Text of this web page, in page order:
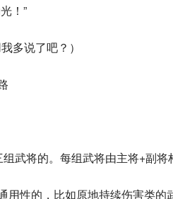
！”
多说了吧？）
武将的。每组武将由主将+副将
用性的，比如原地持续伤害类